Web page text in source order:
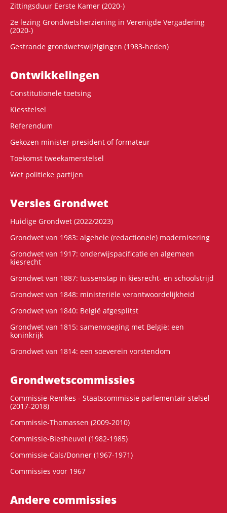
Zittingsduur Eerste Kamer (2020-)
2e lezing Grondwetsherziening in Verenigde Vergadering
(2020-)
Gestrande grondwetswijzigingen (1983-heden)
Ontwikke­lingen
Constitutionele toetsing
Kiesstelsel
Referendum
Gekozen minister-president of formateur
Toekomst tweekamerstelsel
Wet politieke partijen
Versies Grondwet
Huidige Grondwet (2022/2023)
Grondwet van 1983: algehele (redactionele) modernisering
Grondwet van 1917: onderwijspacificatie en algemeen
kiesrecht
Grondwet van 1887: tussenstap in kiesrecht- en schoolstrijd
Grondwet van 1848: ministeriële verantwoordelijkheid
Grondwet van 1840: België afgesplitst
Grondwet van 1815: samenvoeging met België: een
koninkrijk
Grondwet van 1814: een soeverein vorstendom
Grondwets­commissies
Commissie-Remkes - Staatscommissie parlementair stelsel
(2017-2018)
Commissie-Thomassen (2009-2010)
Commissie-Biesheuvel (1982-1985)
Commissie-Cals/Donner (1967-1971)
Commissies voor 1967
Andere commissies